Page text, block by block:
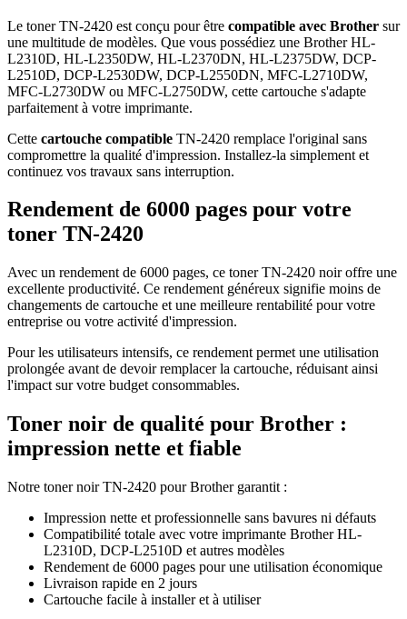
Le toner TN-2420 est conçu pour être compatible avec Brother sur
une multitude de modèles. Que vous possédiez une Brother HL-
L2310D, HL-L2350DW, HL-L2370DN, HL-L2375DW, DCP-
L2510D, DCP-L2530DW, DCP-L2550DN, MFC-L2710DW,
MFC-L2730DW ou MFC-L2750DW, cette cartouche s'adapte
parfaitement à votre imprimante.
Cette cartouche compatible TN-2420 remplace l'original sans
compromettre la qualité d'impression. Installez-la simplement et
continuez vos travaux sans interruption.
Rendement de 6000 pages pour votre
toner TN-2420
Avec un rendement de 6000 pages, ce toner TN-2420 noir offre une
excellente productivité. Ce rendement généreux signifie moins de
changements de cartouche et une meilleure rentabilité pour votre
entreprise ou votre activité d'impression.
Pour les utilisateurs intensifs, ce rendement permet une utilisation
prolongée avant de devoir remplacer la cartouche, réduisant ainsi
l'impact sur votre budget consommables.
Toner noir de qualité pour Brother :
impression nette et fiable
Notre toner noir TN-2420 pour Brother garantit :
Impression nette et professionnelle sans bavures ni défauts
Compatibilité totale avec votre imprimante Brother HL-
L2310D, DCP-L2510D et autres modèles
Rendement de 6000 pages pour une utilisation économique
Livraison rapide en 2 jours
Cartouche facile à installer et à utiliser